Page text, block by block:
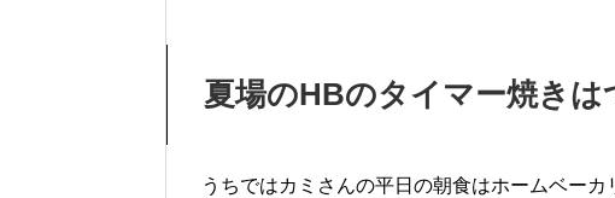
夏場のHBのタイマー焼きは
うちではカミさんの平日の朝食はホームベーカ